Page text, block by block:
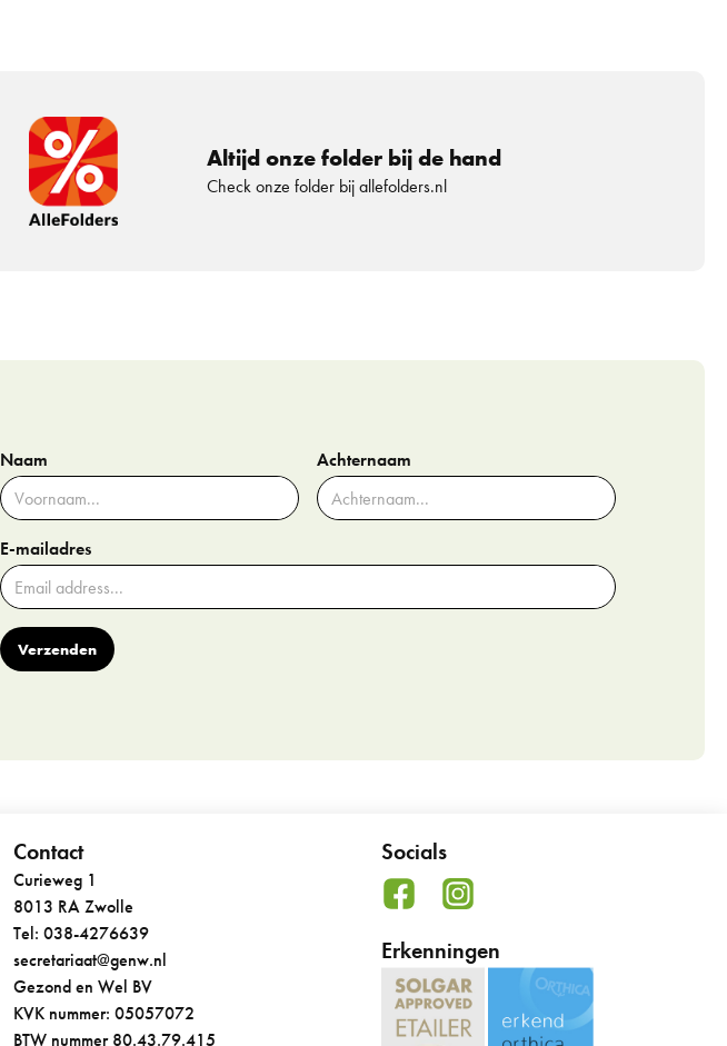
Altijd onze folder bij de hand
Check onze folder bij allefolders.nl
Naam Achternaam
E-mailadres
Verzenden
Contact
Curieweg 1
8013 RA Zwolle
Tel: 038-4276639
secretariaat@genw.nl
Gezond en Wel BV
KVK nummer: 05057072
BTW nummer 80.43.79.415
Socials
Erkenningen